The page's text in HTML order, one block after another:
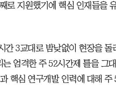
로 지원했기에 핵심 인재들을
간 3교대로 밤낮없이 현장을 돌
엄격한 주 52시간제 틀을 그
핵심 연구개발 인력에 대해 주